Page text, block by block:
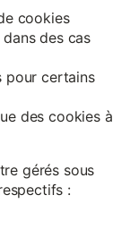
cookies
des cas
pour certains
des cookies à
gérés sous
: